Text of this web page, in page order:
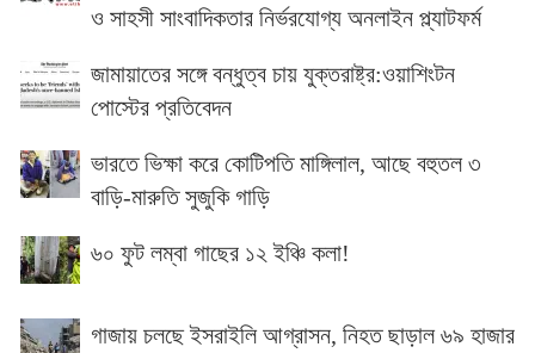
ও সাহসী সাংবাদিকতার নির্ভরযোগ্য অনলাইন প্ল্যাটফর্ম
জামায়াতের সঙ্গে বন্ধুত্ব চায় যুক্তরাষ্ট্র:ওয়াশিংটন
পোস্টের প্রতিবেদন
ভারতে ভিক্ষা করে কোটিপতি মাঙ্গিলাল, আছে বহুতল ৩
বাড়ি-মারুতি সুজুকি গাড়ি
৬০ ফুট লম্বা গাছের ১২ ইঞ্চি কলা!
গাজায় চলছে ইসরাইলি আগ্রাসন, নিহত ছাড়াল ৬৯ হাজার